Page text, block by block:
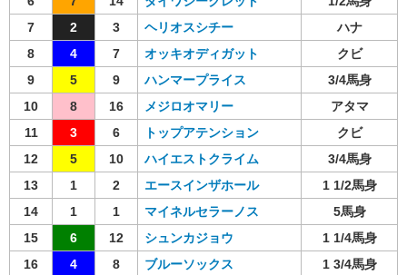
7
2 3 ヘリオスシチー
ハナ
8
4 7 オッキオディガット
クビ
9
5 9 ハンマープライス
3/4馬身
10
8 16 メジロオマリー
アタマ
11
3 6 トップアテンション
クビ
12
5 10 ハイエストクライム
3/4馬身
13
1 2 エースインザホール
1 1/2馬身
14
1 1 マイネルセラーノス
5馬身
15
6 12 シュンカジョウ
1 1/4馬身
16
4 8 ブルーソックス 1 3/4馬身